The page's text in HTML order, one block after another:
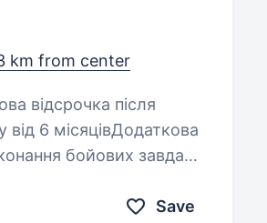
km from center
від 6 місяцівДодаткова
бойових завдань
Save